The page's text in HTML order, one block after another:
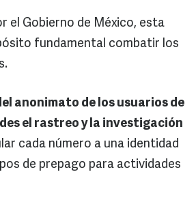
el Gobierno de México, esta
fundamental combatir los
anonimato de los usuarios de
el rastreo y la investigación
cada número a una identidad
de prepago para actividades